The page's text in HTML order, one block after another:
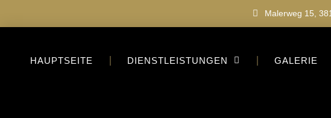
Malerweg 15,
HAUPTSEITE DIENSTLEISTUNGEN GALERIE